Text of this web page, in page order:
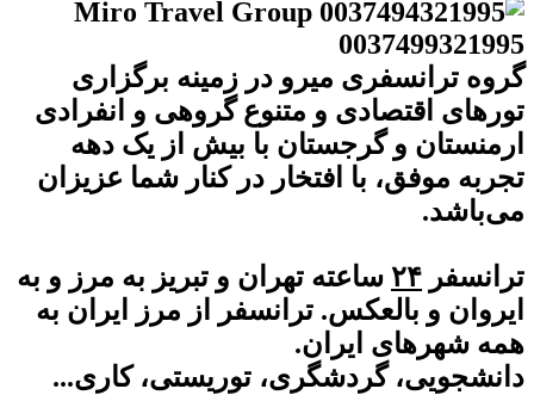
گروه ترانسفری میرو در زمینه برگزاری
تورهای اقتصادی و متنوع گروهی و انفرادی
ارمنستان و گرجستان با بیش از یک دهه
تجربه موفق، با افتخار در کنار شما عزیزان
می‌باشد.
ترانسفر ۲۴ ساعته تهران و تبریز به مرز و به
ایروان و بالعکس. ترانسفر از مرز ایران به
همه شهرهای ایران.
دانشجویی، گردشگری، توریستی، کاری...